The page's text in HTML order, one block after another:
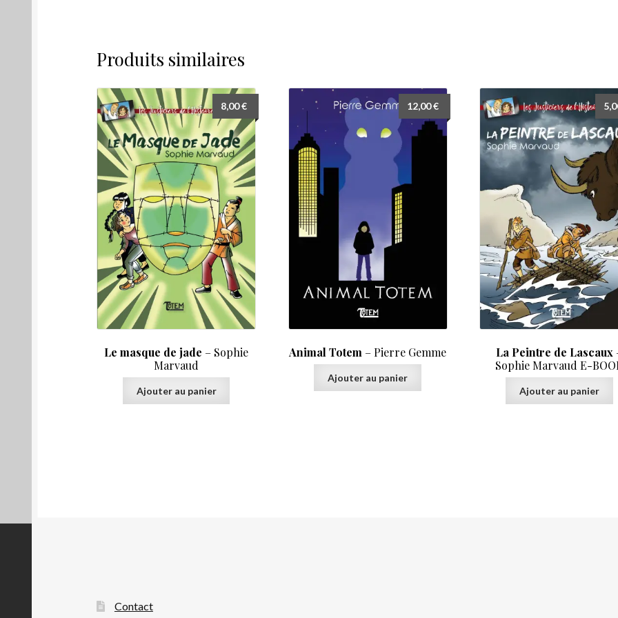
Produits similaires
Le masque de jade – Sophie
Marvaud
8,00€
Ajouter au panier
Animal Totem – Pierre Gemme
12,00€
Ajouter au panier
La Peintre de Lascaux
Sophie Marvaud E-
Ajouter au panier
Contact